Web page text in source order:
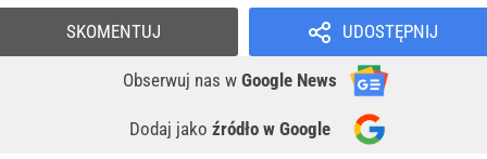
UDOSTĘPNIJ
Obserwuj nas w Google News
Dodaj jako źródło w Google
SKOMENTUJ